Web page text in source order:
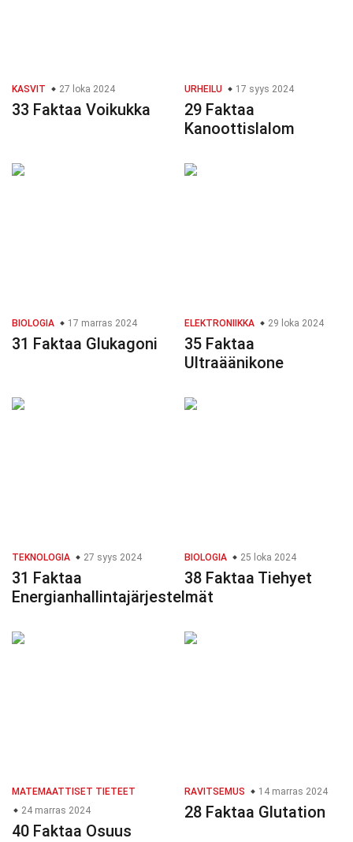
KASVIT 27 loka 2024
33 Faktaa Voikukka
URHEILU 17 syys 2024
29 Faktaa
Kanoottislalom
BIOLOGIA 17 marras 2024
31 Faktaa Glukagoni
ELEKTRONIIKKA 29 loka 2024
35 Faktaa
Ultraäänikone
TEKNOLOGIA 27 syys 2024
31 Faktaa
Energianhallintajärjestelmät
BIOLOGIA 25 loka 2024
38 Faktaa Tiehyet
MATEMAATTISET TIETEET
24 marras 2024
40 Faktaa Osuus
RAVITSEMUS 14 marras 2024
28 Faktaa Glutation